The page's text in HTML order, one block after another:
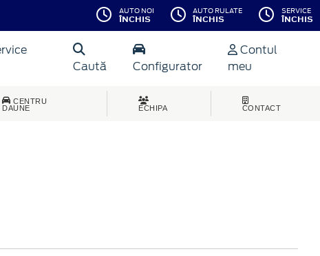
AUTO NOI
ÎNCHIS
AUTO RULATE
ÎNCHIS
SERVICE
ÎNCHIS
Caută Configurator
Contul
meu
CENTRU
DAUNE
ECHIPA CONTACT